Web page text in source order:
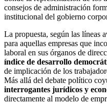
consejos de administración
institucional del gobierno
La propuesta, según las líneas
para aquellas empresas que
laboral en sus órganos de
índice de desarrollo
de implicación de los
Más allá del debate político
interrogantes jurídicos y
directamente al modelo de